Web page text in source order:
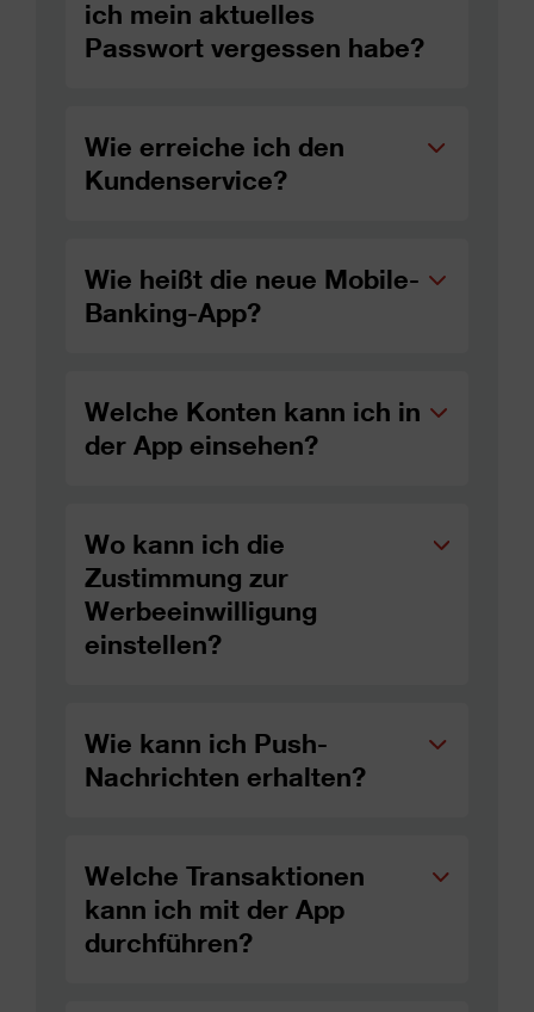
ich mein aktuelles
Passwort vergessen habe?
Wie erreiche ich den
Kundenservice?
Wie heißt die neue Mobile-
Banking-App?
Welche Konten kann ich in
der App einsehen?
Wo kann ich die
Zustimmung zur
Werbeeinwilligung
einstellen?
Wie kann ich Push-
Nachrichten erhalten?
Welche Transaktionen
kann ich mit der App
durchführen?